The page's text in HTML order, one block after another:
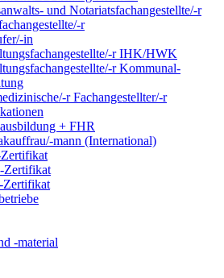
und Notariatsfachangestellte/-r
r
in
r IHK/HWK
r Kommunal­
r Fachangestellter/-r
+ FHR
mann (International)
Zertifikat
-material